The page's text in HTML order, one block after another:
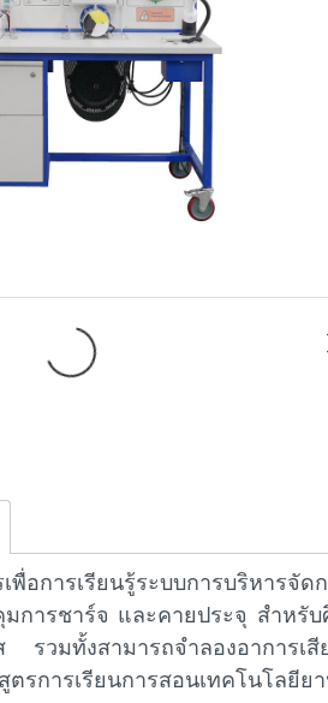
พื่อการเรียนรู้ระบบการบริหารจั
การชาร์จ และคายประจุ สำหรั
รวมทั้งสามารถจำลองอากา
ตรการเรียนการสอนเทคโนโลยีย